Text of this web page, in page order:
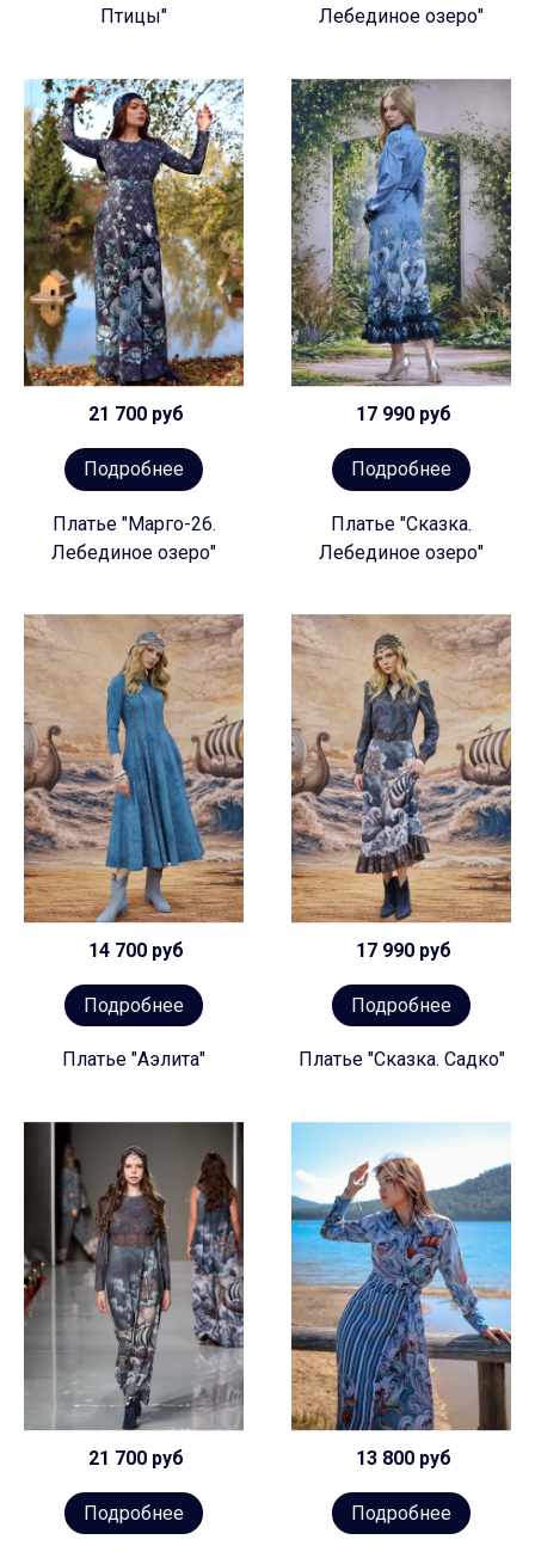
Птицы"
Лебединое озеро"
21 700 руб
Подробнее
Платье "Марго-26.
Лебединое озеро"
17 990 руб
Подробнее
Платье "Сказка.
Лебединое озеро"
14 700 руб
Подробнее
Платье "Аэлита"
17 990 руб
Подробнее
Платье "Сказка. Садко"
21 700 руб
Подробнее
13 800 руб
Подробнее